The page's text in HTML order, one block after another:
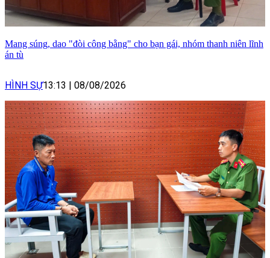
Mang súng, dao "đòi công bằng" cho bạn gái, nhóm thanh niên lĩnh
án tù
HÌNH SỰ13:13 08/08/2026